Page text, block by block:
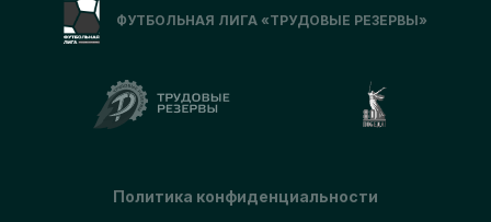
ФУТБОЛЬНАЯ ЛИГА «ТРУДОВЫЕ РЕЗЕРВЫ»
Политика конфиденциальности